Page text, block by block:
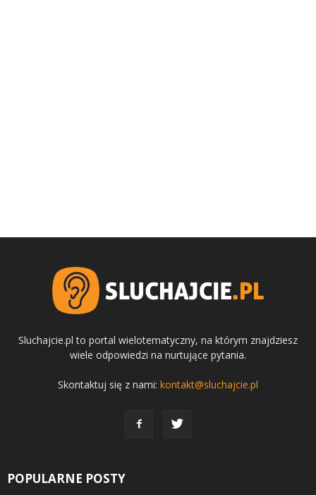
Sluchajcie.pl to portal wielotematyczny, na którym znajdziesz
wiele odpowiedzi na nurtujące pytania.
Skontaktuj się z nami: kontakt@sluchajcie.pl
POPULARNE POSTY